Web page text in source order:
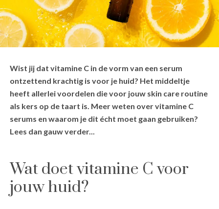
Wist jij dat vitamine C in de vorm van een serum
ontzettend krachtig is voor je huid? Het middeltje
heeft allerlei voordelen die voor jouw skin care routine
als kers op de taart is. Meer weten over vitamine C
serums en waarom je dit écht moet gaan gebruiken?
Lees dan gauw verder...
Wat doet vitamine C voor
jouw huid?